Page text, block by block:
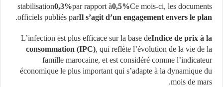
stabilisation0,3%par rapport à0,5%Ce mois-ci, les
officiels publiés parIl s’agit d’un engagement envers le
.
L’infection est plus efficace sur la base deIndice de prix
consommation (IPC), qui reflète l’évolution de la vie
famille marocaine, et est considéré comme
économique le plus important qui s’adapte à la dynamique
mois de